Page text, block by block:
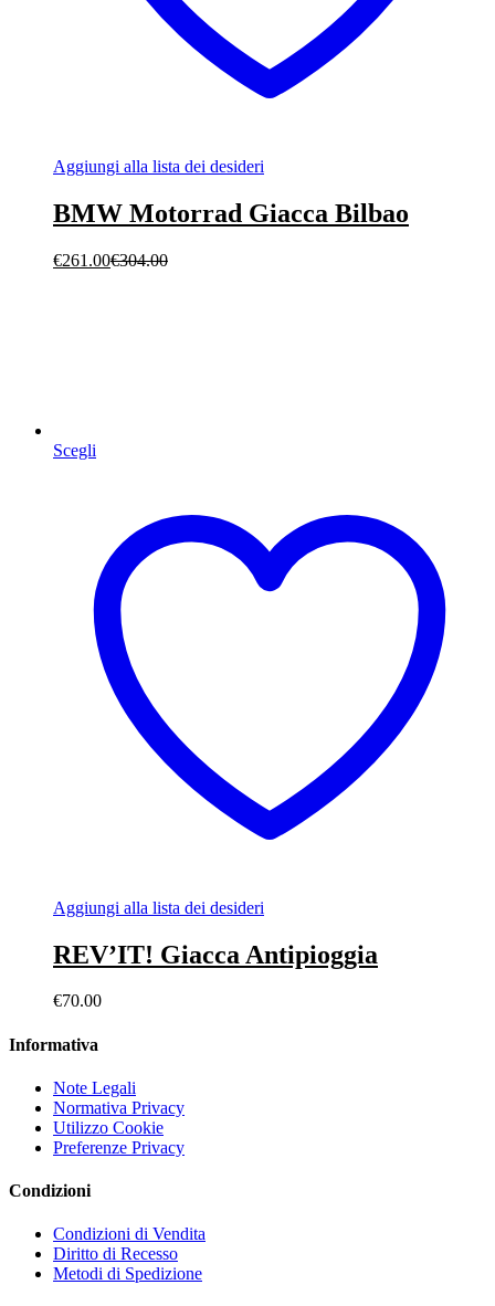
Aggiungi alla lista dei desideri
BMW Motorrad Giacca Bilbao
€261.00€304.00
Scegli
Aggiungi alla lista dei desideri
REV’IT! Giacca Antipioggia
€70.00
Informativa
Note Legali
Normativa Privacy
Utilizzo Cookie
Preferenze Privacy
Condizioni
Condizioni di Vendita
Diritto di Recesso
Metodi di Spedizione